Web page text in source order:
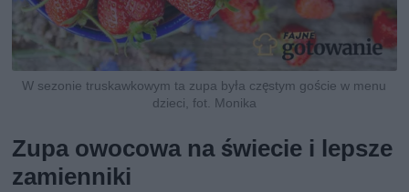
W sezonie truskawkowym ta zupa była częstym goście w menu
dzieci, fot. Monika
Zupa owocowa na świecie i lepsze
zamienniki